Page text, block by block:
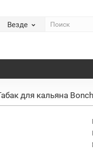
Везде
для кальяна